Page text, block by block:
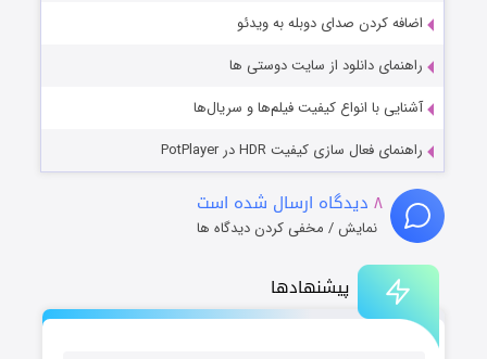
پیشنهادها
اضافه کردن صدای دوبله به ویدئو
راهنمای دانلود از سایت دوستی ها
آشنایی با انواع کیفیت فیلم‌ها و سریال‌ها
راهنمای فعال سازی کیفیت HDR در PotPlayer
۸ دیدگاه ارسال شده است
نمایش / مخفی کردن دیدگاه ها